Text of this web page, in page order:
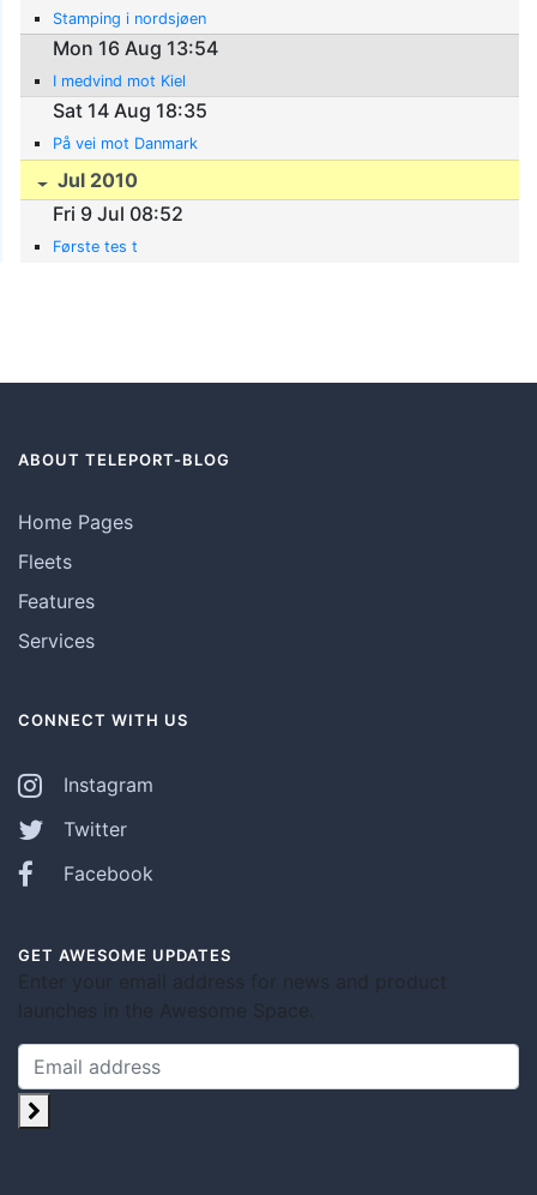
Stamping i nordsjøen
Mon 16 Aug 13:54
I medvind mot Kiel
Sat 14 Aug 18:35
På vei mot Danmark
Jul 2010
Fri 9 Jul 08:52
Første tes t
ABOUT TELEPORT-BLOG
Home Pages
Fleets
Features
Services
CONNECT WITH US
Instagram
Twitter
Facebook
GET AWESOME UPDATES
Enter your email address for news and product
launches in the Awesome Space.